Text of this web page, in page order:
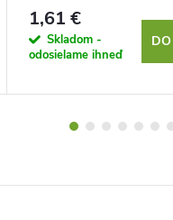
1,61 €
Skladom -
odosielame ihneď